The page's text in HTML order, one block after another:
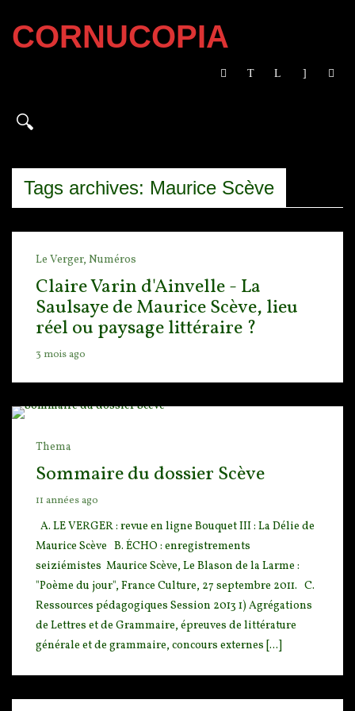
CORNUCOPIA
Tags archives: Maurice Scève
Le Verger, Numéros
Claire Varin d'Ainvelle - La
Saulsaye de Maurice Scève, lieu
réel ou paysage littéraire ?
3 mois ago
Thema
Sommaire du dossier Scève
11 années ago
A. LE VERGER : revue en ligne Bouquet III : La Délie de
Maurice Scève B. ÉCHO : enregistrements
seiziémistes Maurice Scève, Le Blason de la Larme :
"Poème du jour", France Culture, 27 septembre 2011. C.
Ressources pédagogiques Session 2013 1) Agrégations
de Lettres et de Grammaire, épreuves de littérature
générale et de grammaire, concours externes [...]